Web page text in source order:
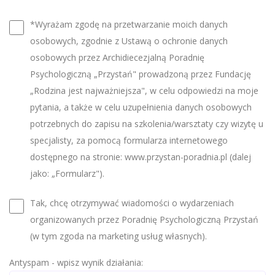
*Wyrażam zgodę na przetwarzanie moich danych
osobowych, zgodnie z Ustawą o ochronie danych
osobowych przez Archidiecezjalną Poradnię
Psychologiczną „Przystań" prowadzoną przez Fundację
„Rodzina jest najważniejsza", w celu odpowiedzi na moje
pytania, a także w celu uzupełnienia danych osobowych
potrzebnych do zapisu na szkolenia/warsztaty czy wizytę u
specjalisty, za pomocą formularza internetowego
dostępnego na stronie: www.przystan-poradnia.pl (dalej
jako: „Formularz").
Tak, chcę otrzymywać wiadomości o wydarzeniach
organizowanych przez Poradnię Psychologiczną Przystań
(w tym zgoda na marketing usług własnych).
Antyspam - wpisz wynik działania: